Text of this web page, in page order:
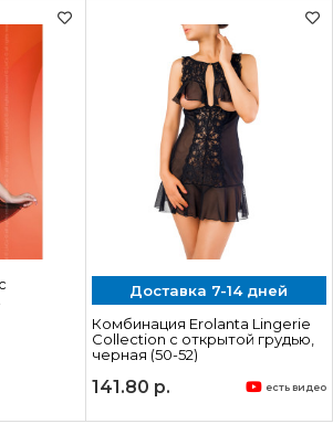
Доставка 7-14 дней
Комбинация Erolanta Lingerie
Collection с открытой грудью,
черная (50-52)
141.80 р. есть видео